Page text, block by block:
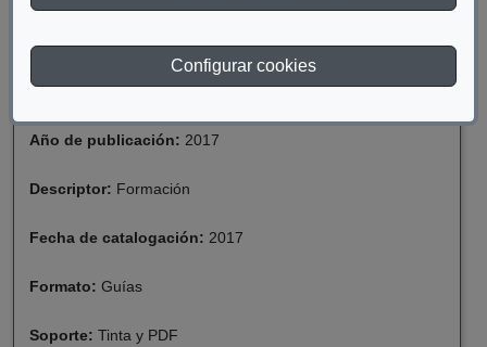
Configurar cookies
EDUCACIÓN
Materia:Discapacidad
Año de publicación: 2017
Descriptor: Formación
Fecha de catalogación: 2017
Formato: Guías
Soporte: Tinta y PDF